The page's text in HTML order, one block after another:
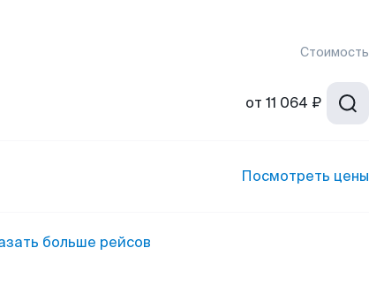
Стоимость
от 11 064 ₽
Посмотреть цены
больше рейсов